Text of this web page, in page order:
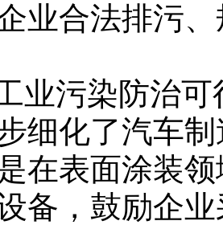
业合法排污
业污染防治
细化了汽车
在表面涂装
备，鼓励企